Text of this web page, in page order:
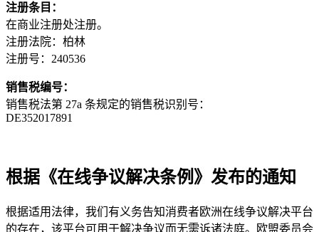
注册条目：
在商业注册处注册。
注册法院：柏林
注册号：240536
销售税编号：
销售税法第 27a 条规定的销售税识别号：
DE352017891
根据《在线争议解决条例》发布的通知
根据适用法律，我们有义务告知消费者欧洲在线争议解决平台
的存在，该平台可用于解决争议而无需诉诸法庭。欧盟委员会